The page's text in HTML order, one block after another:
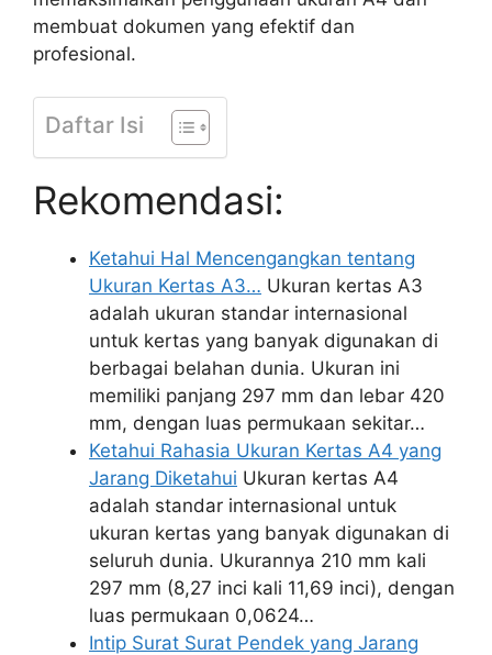
membuat dokumen yang efektif dan
profesional.
Daftar Isi
Rekomendasi:
Ketahui Hal Mencengangkan tentang
Ukuran Kertas A3… Ukuran kertas A3
adalah ukuran standar internasional
untuk kertas yang banyak digunakan di
berbagai belahan dunia. Ukuran ini
memiliki panjang 297 mm dan lebar 420
mm, dengan luas permukaan sekitar…
Ketahui Rahasia Ukuran Kertas A4 yang
Jarang Diketahui Ukuran kertas A4
adalah standar internasional untuk
ukuran kertas yang banyak digunakan di
seluruh dunia. Ukurannya 210 mm kali
297 mm (8,27 inci kali 11,69 inci), dengan
luas permukaan 0,0624…
Intip Surat Surat Pendek yang Jarang